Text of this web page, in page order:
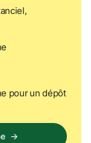
pour un dépôt
→